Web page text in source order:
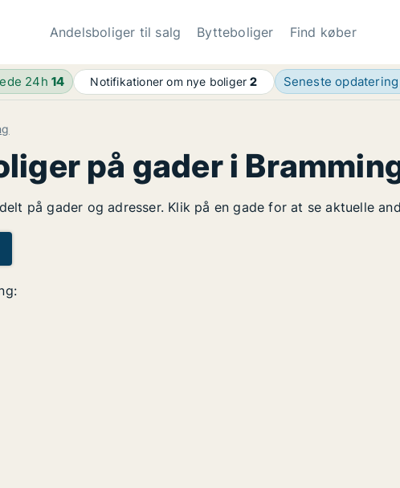
Andelsboliger til salg Bytteboliger Find køber
24h14 Notifikationer om nye boliger2 Seneste
på gader i
på gader og adresser. Klik på en gade for at se aktuelle